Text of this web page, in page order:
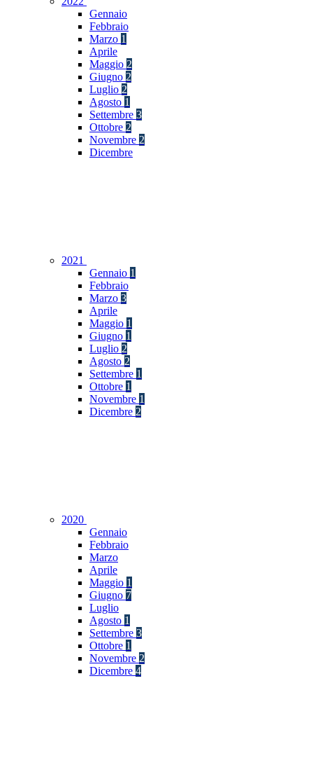
Gennaio
Febbraio
Marzo 1
Aprile
Maggio 2
Giugno 2
Luglio 2
Agosto 1
Settembre 3
Ottobre 2
Novembre 2
Dicembre
2021
Gennaio 1
Febbraio
Marzo 3
Aprile
Maggio 1
Giugno 1
Luglio 2
Agosto 2
Settembre 1
Ottobre 1
Novembre 1
Dicembre 2
2020
Gennaio
Febbraio
Marzo
Aprile
Maggio 1
Giugno 7
Luglio
Agosto 1
Settembre 3
Ottobre 1
Novembre 2
Dicembre 4